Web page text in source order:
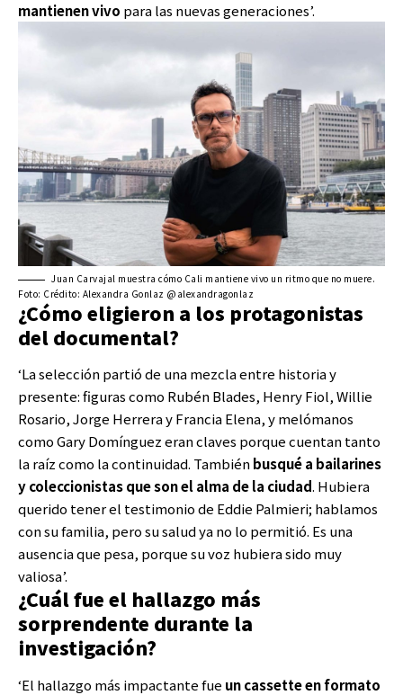
mantienen vivo para las nuevas generaciones’.
Juan Carvajal muestra cómo Cali mantiene vivo un ritmo que no muere.
Foto: Crédito: Alexandra Gonlaz @alexandragonlaz
¿Cómo eligieron a los protagonistas
del documental?
‘La selección partió de una mezcla entre historia y
presente: figuras como Rubén Blades, Henry Fiol, Willie
Rosario, Jorge Herrera y Francia Elena, y melómanos
como Gary Domínguez eran claves porque cuentan tanto
la raíz como la continuidad. Tambiénbusqué a bailarines
y coleccionistas que son el alma de la ciudad. Hubiera
querido tener el testimonio de Eddie Palmieri; hablamos
con su familia, pero su salud ya no lo permitió. Es una
ausencia que pesa, porque su voz hubiera sido muy
valiosa’.
¿Cuál fue el hallazgo más
sorprendente durante la
investigación?
‘El hallazgo más impactante fue un cassette en formato